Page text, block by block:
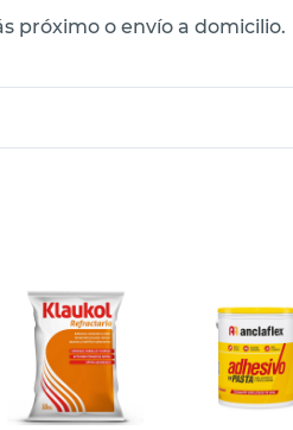
próximo o envío a domicilio.